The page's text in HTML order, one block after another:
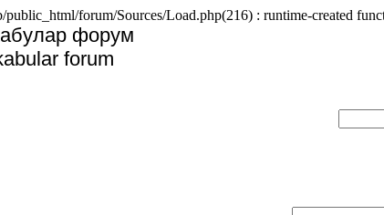
forum/Sources/Load.php(216) : runtime-created
форум
forum